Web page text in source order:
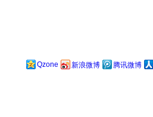
Qzone 新浪微博 腾讯微博